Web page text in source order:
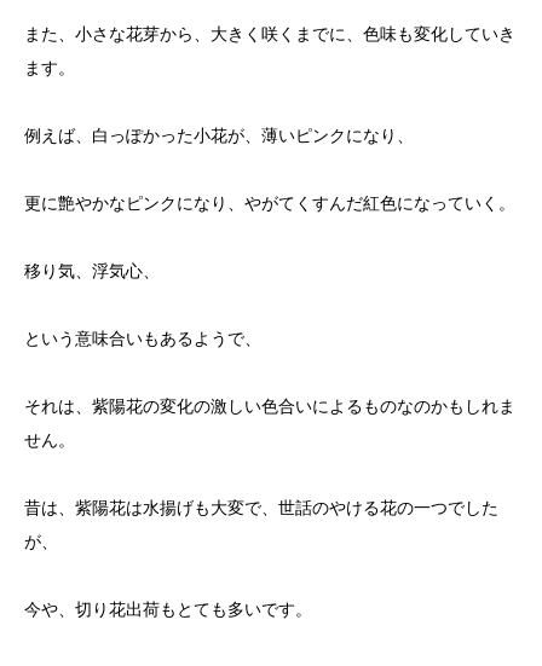
また、小さな花芽から、大きく咲くまでに、色味も変化していき
ます。
例えば、白っぽかった小花が、薄いピンクになり、
更に艶やかなピンクになり、やがてくすんだ紅色になっていく。
移り気、浮気心、
という意味合いもあるようで、
それは、紫陽花の変化の激しい色合いによるものなのかもしれま
せん。
昔は、紫陽花は水揚げも大変で、世話のやける花の一つでした
が、
今や、切り花出荷もとても多いです。